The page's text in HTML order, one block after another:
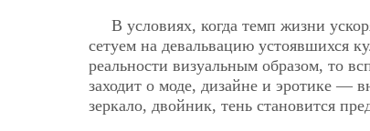
В условиях, когда темп жизни
сетуем на девальвацию устоявшихся
реальности визуальным образом, то
заходит о моде, дизайне и эротике —
зеркало, двойник, тень становится